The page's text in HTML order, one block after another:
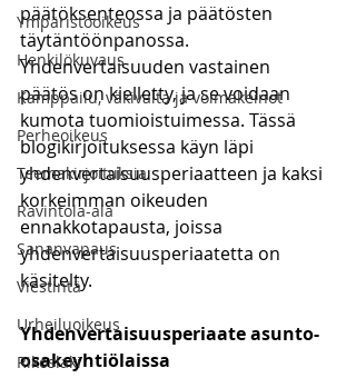
Ympäristöoikeus
Henkilökuvaus
Kamppailu, väkivalta ja voimakeinot
Perheoikeus
Teemakirjoituksia
Ravintola-ala
Sananvapaus
Viestintä
Urheiluoikeus
Rikoslaki
päätöksenteossa ja päätösten
täytäntöönpanossa.
Yhdenvertaisuuden vastainen
päätös on kielletty, ja se voidaan
kumota tuomioistuimessa. Tässä
blogikirjoituksessa käyn läpi
yhdenvertaisuusperiaatteen ja kaksi
korkeimman oikeuden
ennakkotapausta, joissa
yhdenvertaisuusperiaatetta on
käsitelty.
Yhdenvertaisuusperiaate asunto-
osakeyhtiölaissa